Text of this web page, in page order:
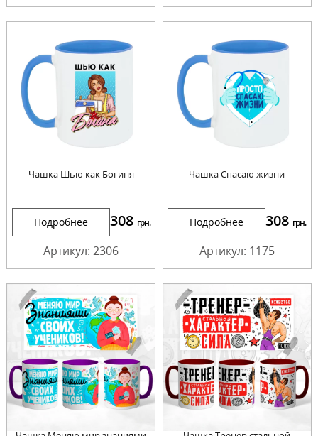
Чашка Шью как Богиня
Подробнее 308 грн.
Артикул: 2306
Чашка Спасаю жизни
Подробнее 308 грн.
Артикул: 1175